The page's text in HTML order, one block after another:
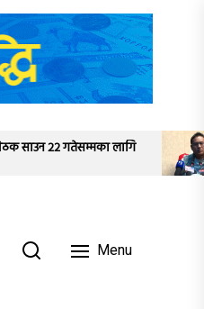
बागमतीमा शैलेन्द्रमान
विकास मन्त्री नियुक्त
Menu